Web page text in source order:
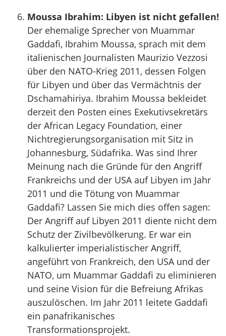
Moussa Ibrahim: Libyen ist nicht gefallen!
Der ehemalige Sprecher von Muammar
Gaddafi, Ibrahim Moussa, sprach mit dem
italienischen Journalisten Maurizio Vezzosi
über den NATO-Krieg 2011, dessen Folgen
für Libyen und über das Vermächtnis der
Dschamahiriya. Ibrahim Moussa bekleidet
derzeit den Posten eines Exekutivsekretärs
der African Legacy Foundation, einer
Nichtregierungsorganisation mit Sitz in
Johannesburg, Südafrika. Was sind Ihrer
Meinung nach die Gründe für den Angriff
Frankreichs und der USA auf Libyen im Jahr
2011 und die Tötung von Muammar
Gaddafi? Lassen Sie mich dies offen sagen:
Der Angriff auf Libyen 2011 diente nicht dem
Schutz der Zivilbevölkerung. Er war ein
kalkulierter imperialistischer Angriff,
angeführt von Frankreich, den USA und der
NATO, um Muammar Gaddafi zu eliminieren
und seine Vision für die Befreiung Afrikas
auszulöschen. Im Jahr 2011 leitete Gaddafi
ein panafrikanisches
Transformationsprojekt.